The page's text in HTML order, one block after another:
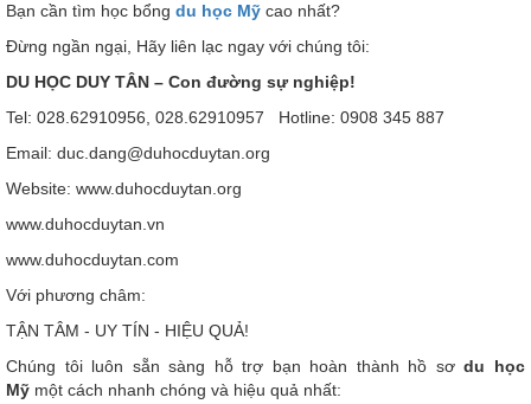
Bạn cần tìm học bổng du học Mỹ cao nhất?
Đừng ngần ngại, Hãy liên lạc ngay với chúng tôi:
DU HỌC DUY TÂN – Con đường sự nghiệp!
Tel: 028.62910956, 028.62910957 Hotline: 0908 345 887
Email: duc.dang@duhocduytan.org
Website: www.duhocduytan.org
www.duhocduytan.vn
www.duhocduytan.com
Với phương châm:
TẬN TÂM - UY TÍN - HIỆU QUẢ!
Chúng tôi luôn sẵn sàng hỗ trợ bạn hoàn thành hồ sơdu học
Mỹ một cách nhanh chóng và hiệu quả nhất: